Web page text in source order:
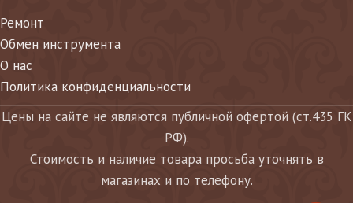
Ремонт
Обмен инструмента
О нас
Политика конфиденциальности
Цены на сайте не являются публичной офертой (ст.435 ГК
РФ).
Стоимость и наличие товара просьба уточнять в
магазинах и по телефону.